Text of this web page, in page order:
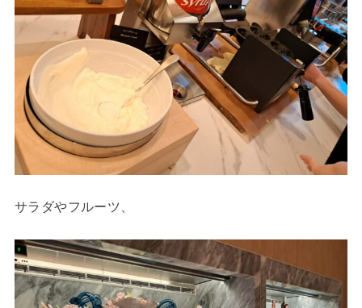
サラダやフルーツ、